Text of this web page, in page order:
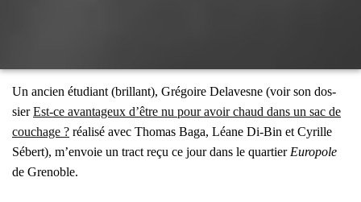
Un ancien étu­diant (brillant), Gré­goire Dela­vesne (voir son dos­
sierEst-ce avan­ta­geux d’être nu pour avoir chaud dans un sac de
cou­chage ? réa­li­sé avec Tho­mas Baga, Léane Di-Bin et Cyrille
Sébert), m’en­voie un tract reçu ce jour dans le quar­tier Euro­pole
de Gre­noble.